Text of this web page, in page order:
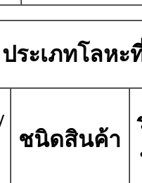
ประเภทโลหะ
ชนิดสินค้า